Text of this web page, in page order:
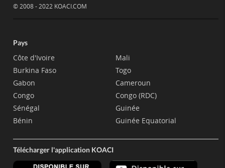
© 2008 - 2022 KOACI.COM
Pays
Côte d'Ivoire
Burkina Faso
Gabon
Congo
Sénégal
Bénin
Mali
Togo
Cameroun
Congo (RDC)
Guinée
Guinée Equatorial
Télécharger l'application KOACI